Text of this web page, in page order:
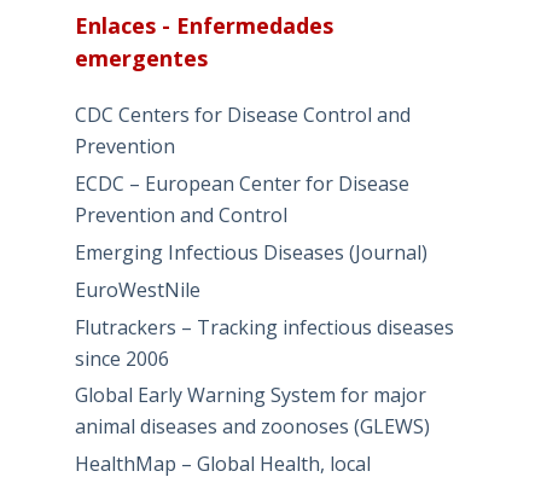
categorías
Enlaces - Enfermedades
emergentes
CDC Centers for Disease Control and
Prevention
ECDC – European Center for Disease
Prevention and Control
Emerging Infectious Diseases (Journal)
EuroWestNile
Flutrackers – Tracking infectious diseases
since 2006
Global Early Warning System for major
animal diseases and zoonoses (GLEWS)
HealthMap – Global Health, local